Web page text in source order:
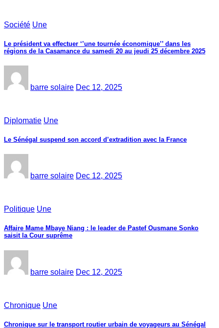
Société Une
Le président va effectuer ‘’une tournée économique’’ dans les
régions de la Casamance du samedi 20 au jeudi 25 décembre 2025
barre solaire Dec 12, 2025
Diplomatie Une
Le Sénégal suspend son accord d’extradition avec la France
barre solaire Dec 12, 2025
Politique Une
Affaire Mame Mbaye Niang : le leader de Pastef Ousmane Sonko
saisit la Cour suprême
barre solaire Dec 12, 2025
Chronique Une
Chronique sur le transport routier urbain de voyageurs au Sénégal